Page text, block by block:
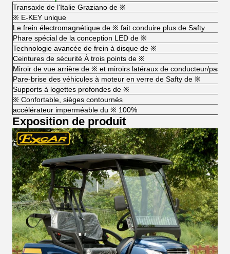
Transaxle de l'Italie Graziano de ※
※ E-KEY unique
Le frein électromagnétique de ※ fait conduire plus de Safty
Phare spécial de la conception LED de ※
Technologie avancée de frein à disque de ※
Ceintures de sécurité À trois points de ※
Miroir de vue arrière de ※ et miroirs latéraux de conducteur/
Pare-brise des véhicules à moteur en verre de Safty de ※
Supports à logettes profondes de ※
※ Confortable, sièges contournés
accélérateur imperméable du ※ 100%
Exposition de produit